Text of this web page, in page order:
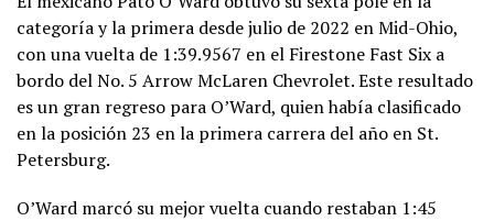
categoría y la primera desde julio de 2022 en Mid-Ohio,
con una vuelta de 1:39.9567 en el Firestone Fast Six a
bordo del No. 5 Arrow McLaren Chevrolet. Este resultado
es un gran regreso para O’Ward, quien había clasificado
en la posición 23 en la primera carrera del año en St.
Petersburg.
O’Ward marcó su mejor vuelta cuando restaban 1:45